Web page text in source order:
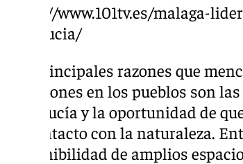
https://www.101tv.es/malaga-
andalucia/
Las principales razones que
vacaciones en los pueblos son
Andalucía y la oportunidad de
en contacto con la naturaleza.
disponibilidad de amplios